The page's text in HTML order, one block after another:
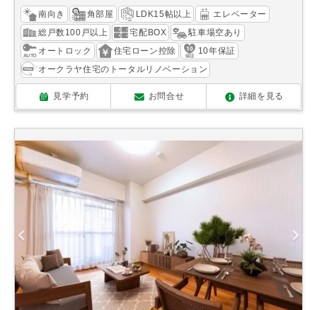
南向き 角部屋 LDK15帖以上
エレベーター
総戸数100戸以上
宅配BOX
駐車場空あり
オートロック
住宅ローン控除
10年保証
オークラヤ住宅のトータルリノベーション
見学予約 お問合せ 詳細を見る